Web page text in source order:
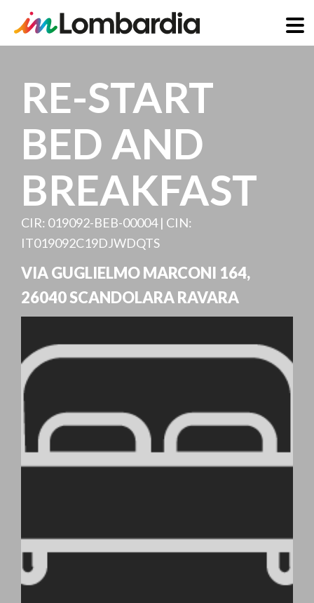
contenuto
principale
RE-START
BED AND
BREAKFAST
CIR: 019092-BEB-00004 | CIN:
IT019092C19DJWDQTS
VIA GUGLIELMO MARCONI 164,
26040SCANDOLARA RAVARA